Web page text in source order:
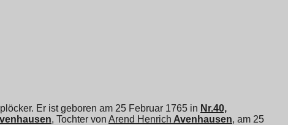
Er ist geboren am 25 Februar 1765 in Nr.40,
, Tochter von Arend Henrich Avenhausen, am 25